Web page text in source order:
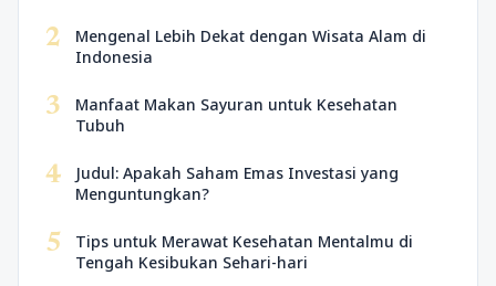
2
Mengenal Lebih Dekat dengan Wisata Alam di
Indonesia
3
Manfaat Makan Sayuran untuk Kesehatan
Tubuh
4
Judul: Apakah Saham Emas Investasi yang
Menguntungkan?
5
Tips untuk Merawat Kesehatan Mentalmu di
Tengah Kesibukan Sehari-hari